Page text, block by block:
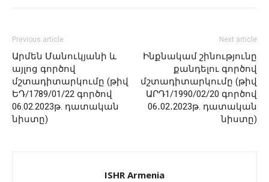
Previous article
Արմեն Մանուկյանի և
այլոց գործով
մշտադիտարկումը (թիվ
ԵԴ/1789/01/22 գործով
06.02.2023թ. դատական
նիստը)
Next article
Ինքնակամ շինությունը
քանդելու գործով
մշտադիտարկումը (թիվ
ԱՐԴ1/1990/02/20 գործով
06․02․2023թ. դատական
նիստը)
ISHR Armenia